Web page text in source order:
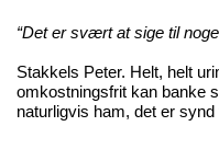
“Det er svært at sige til
Stakkels Peter. Helt, helt
omkostningsfrit kan banke
naturligvis ham, det er synd